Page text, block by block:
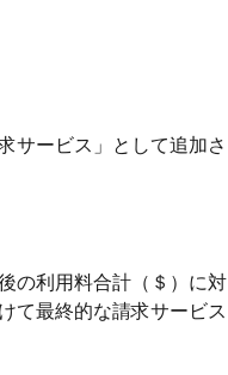
サービス」として追加さ
の利用料合計（＄）に対
て最終的な請求サービス